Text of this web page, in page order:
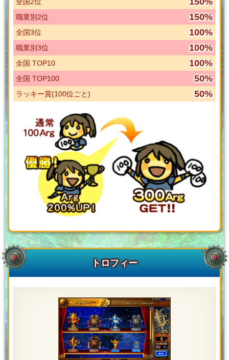
職業別2位 150%
全国3位 100%
職業別3位 100%
全国 TOP10 100%
全国 TOP100 50%
ラッキー賞(100位ごと) 50%
トロフィー